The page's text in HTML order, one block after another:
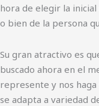
hora de elegir la inicial
o bien de la persona
Su gran atractivo es
buscado ahora en el
represente y nos
se adapta a variedad